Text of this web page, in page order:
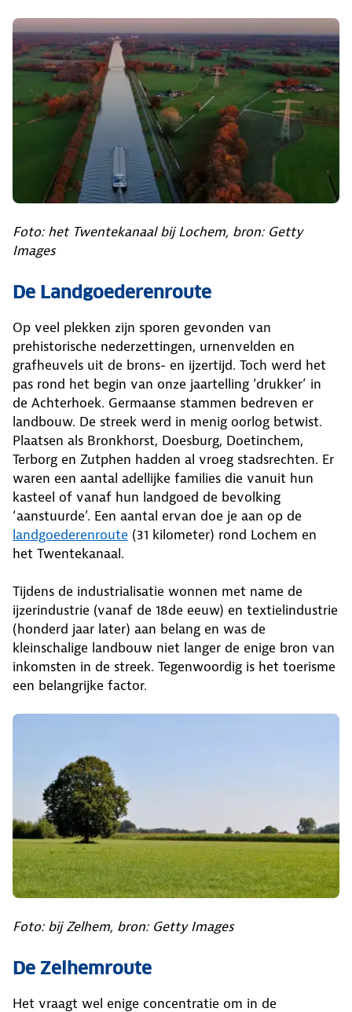
Foto: het Twentekanaal bij Lochem, bron: Getty
Images
De Landgoederenroute
Op veel plekken zijn sporen gevonden van
prehistorische nederzettingen, urnenvelden en
grafheuvels uit de brons- en ijzertijd. Toch werd het
pas rond het begin van onze jaartelling ‘drukker’ in
de Achterhoek. Germaanse stammen bedreven er
landbouw. De streek werd in menig oorlog betwist.
Plaatsen als Bronkhorst, Doesburg, Doetinchem,
Terborg en Zutphen hadden al vroeg stadsrechten. Er
waren een aantal adellijke families die vanuit hun
kasteel of vanaf hun landgoed de bevolking
‘aanstuurde’. Een aantal ervan doe je aan op de
landgoederenroute (31 kilometer) rond Lochem en
het Twentekanaal.
Tijdens de industrialisatie wonnen met name de
ijzerindustrie (vanaf de 18de eeuw) en textielindustrie
(honderd jaar later) aan belang en was de
kleinschalige landbouw niet langer de enige bron van
inkomsten in de streek. Tegenwoordig is het toerisme
een belangrijke factor.
Foto: bij Zelhem, bron: Getty Images
De Zelhemroute
Het vraagt wel enige concentratie om in de